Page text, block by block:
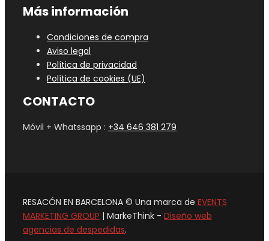
Más información
Condiciones de compra
Aviso legal
Política de privacidad
Política de cookies (UE)
CONTACTO
Móvil + Whatssapp : +34 646 381 279
RESACÓN EN BARCELONA © Una marca de EVENTS
MARKETING GROUP | MarkeThink - Diseño web
agencias de despedidas.